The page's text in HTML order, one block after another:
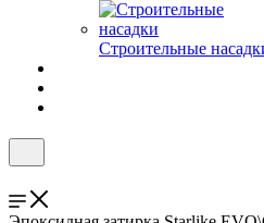
Строительные